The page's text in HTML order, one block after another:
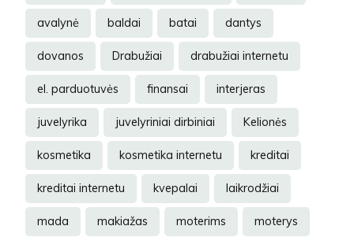
avalynė baldai batai dantys
dovanos Drabužiai drabužiai internetu
el. parduotuvės finansai interjeras
juvelyrika juvelyriniai dirbiniai Kelionės
kosmetika kosmetika internetu kreditai
kreditai internetu kvepalai laikrodžiai
mada makiažas moterims moterys